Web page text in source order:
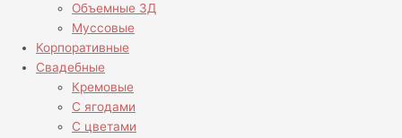
Объемные 3Д
Муссовые
Корпоративные
Свадебные
Кремовые
С ягодами
С цветами